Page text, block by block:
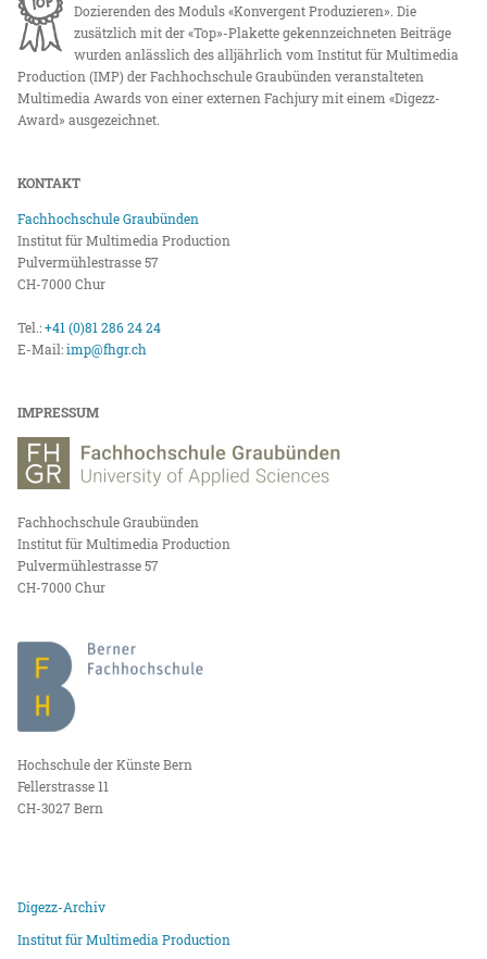
Dozierenden des Moduls «Konvergent Produzieren». Die
zusätzlich mit der «Top»-Plakette gekennzeichneten Beiträge
wurden anlässlich des alljährlich vom Institut für Multimedia
Production (IMP) der Fachhochschule Graubünden veranstalteten
Multimedia Awards von einer externen Fachjury mit einem «Digezz-
Award» ausgezeichnet.
KONTAKT
Fachhochschule Graubünden
Institut für Multimedia Production
Pulvermühlestrasse 57
CH-7000 Chur
Tel.:+41 (0)81 286 24 24
E-Mail:imp@fhgr.ch
IMPRESSUM
Fachhochschule Graubünden
Institut für Multimedia Production
Pulvermühlestrasse 57
CH-7000 Chur
Hochschule der Künste Bern
Fellerstrasse 11
CH-3027 Bern
Digezz-Archiv
Institut für Multimedia Production